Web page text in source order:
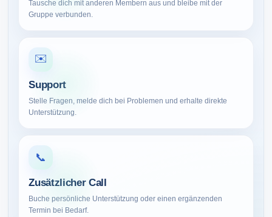
Tausche dich mit anderen Membern aus und bleibe mit der
Gruppe verbunden.
✉️
Support
Stelle Fragen, melde dich bei Problemen und erhalte direkte
Unterstützung.
📞
Zusätzlicher Call
Buche persönliche Unterstützung oder einen ergänzenden
Termin bei Bedarf.